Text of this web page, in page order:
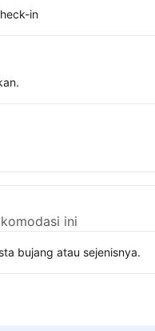
in
ini
bujang atau sejenisnya.